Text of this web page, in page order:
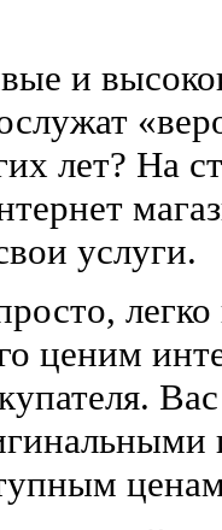
и
лет? На
услуги.
ценим